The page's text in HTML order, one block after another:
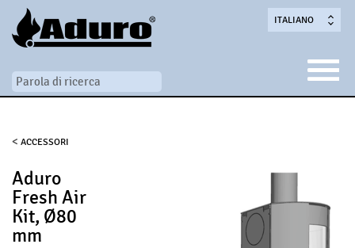
ITALIANO
< ACCESSORI
Aduro
Fresh Air
Kit, Ø80
mm